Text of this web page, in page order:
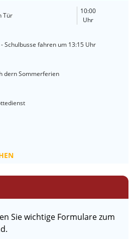
Tür
10:00
Uhr
Schulbusse fahren um 13:15 Uhr
dern Sommerferien
Sie wichtige Formulare zum